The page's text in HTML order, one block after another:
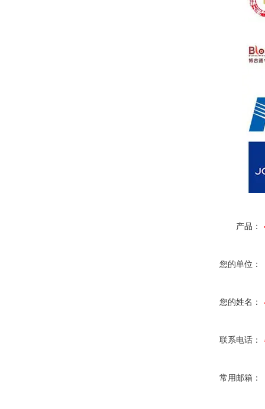
产品：
您的单位：
您的姓名：
联系电话：
常用邮箱：